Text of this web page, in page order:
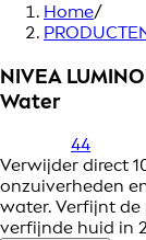
Home/
NIVEA
Water
44
Verwijder direct
onzuiverheden
water. Verfijnt
verfijnde huid in